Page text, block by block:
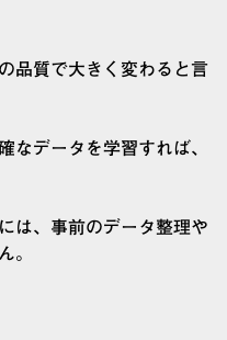
品質で大きく変わると言
なデータを学習すれば、
は、事前のデータ整理や
。